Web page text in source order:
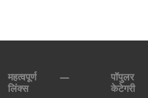
महत्वपूर्ण
लिंक्स
—
पॉपुलर
केटेगरी